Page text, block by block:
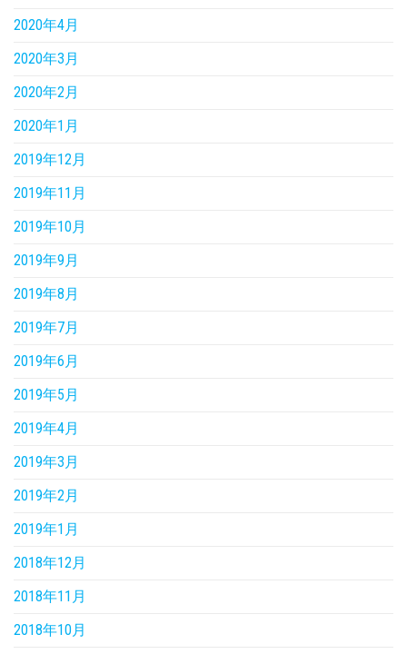
2020年4月
2020年3月
2020年2月
2020年1月
2019年12月
2019年11月
2019年10月
2019年9月
2019年8月
2019年7月
2019年6月
2019年5月
2019年4月
2019年3月
2019年2月
2019年1月
2018年12月
2018年11月
2018年10月